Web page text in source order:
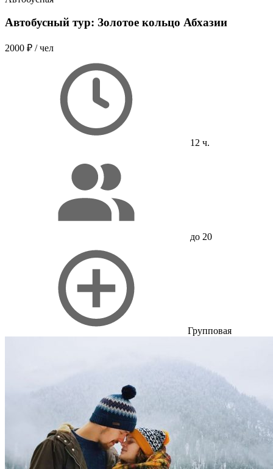
Автобусный тур: Золотое кольцо Абхазии
2000 ₽ / чел
12 ч.
до 20
Групповая